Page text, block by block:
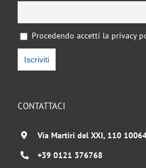
Procedendo accetti la privacy
CONTATTACI
Via Martiri del XXI, 110
+39 0121 376768